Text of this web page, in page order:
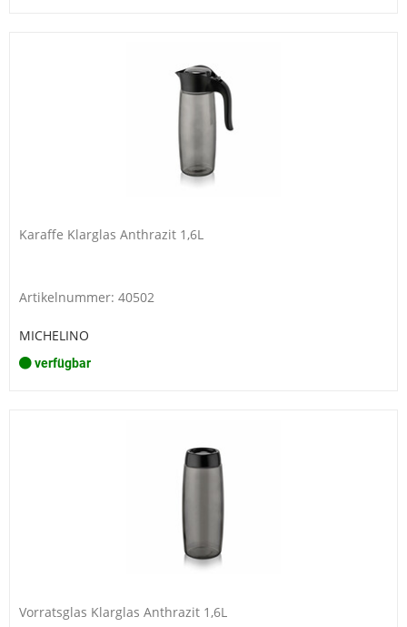
Karaffe Klarglas Anthrazit 1,6L
Artikelnummer: 40502
MICHELINO
verfügbar
Vorratsglas Klarglas Anthrazit 1,6L